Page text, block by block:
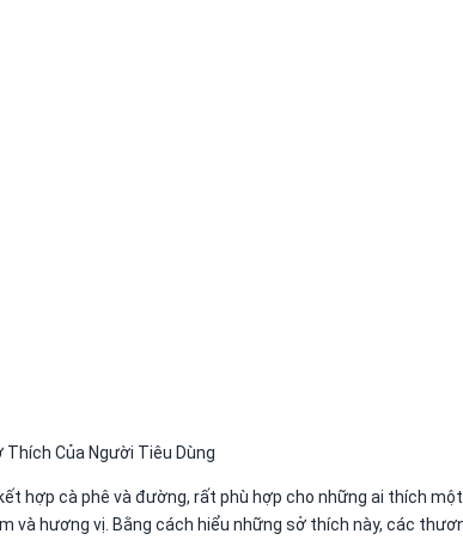
Thích Của Người Tiêu Dùng
hợp cà phê và đường, rất phù hợp cho những ai thích
và hương vị. Bằng cách hiểu những sở thích này, các